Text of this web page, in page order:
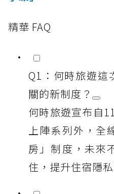
精華 FAQ
Q1：何時旅遊這
關的新制度？
何時旅遊宣布自
上陣系列外，全
房」制度，未來
住，提升住宿隱